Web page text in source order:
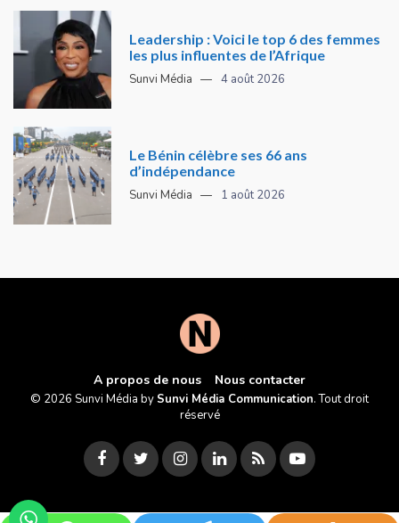
Leadership : Voici le top 6 des femmes
les plus influentes de l’Afrique
Sunvi Média 4 août 2026
Le Bénin célèbre ses 66 ans
d’indépendance
Sunvi Média 1 août 2026
A propos de nous Nous contacter
© 2026 Sunvi Média by Sunvi Média Communication. Tout droit
réservé